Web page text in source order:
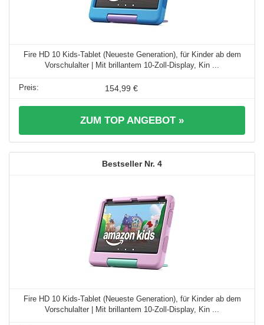
Fire HD 10 Kids-Tablet (Neueste Generation), für Kinder ab dem
Vorschulalter | Mit brillantem 10-Zoll-Display, Kin ...
154,99 €
ZUM TOP ANGEBOT »
4
Fire HD 10 Kids-Tablet (Neueste Generation), für Kinder ab dem
Vorschulalter | Mit brillantem 10-Zoll-Display, Kin ...